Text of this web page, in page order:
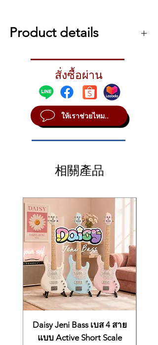
Product details
STYLE Vintage
SOUND Bright
WEIGHT Extra Thin
สั่งซื้อผ่าน
ให้เราช่วยไหม..
相關產品
Daisy Jeni Bass เบส 4 สาย
แบบ Active Short Scale